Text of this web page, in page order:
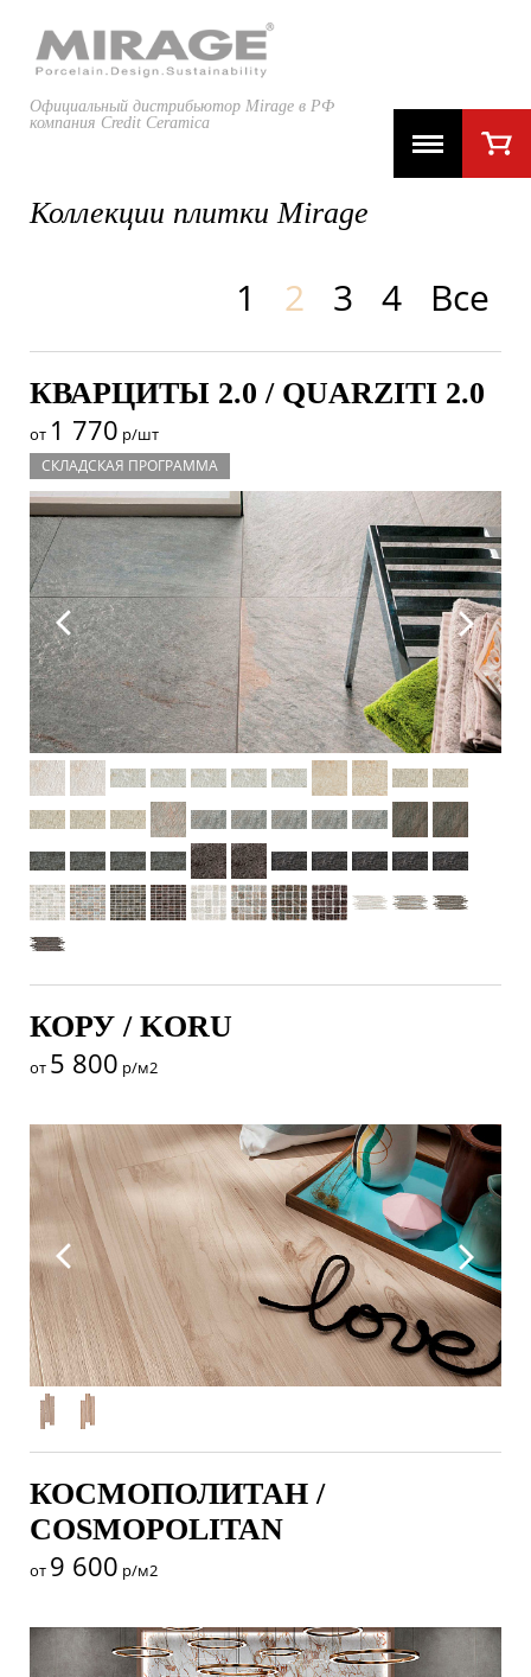
Официальный дистрибьютор Mirage в РФ
компания Credit Ceramica
Коллекции плитки Mirage
1 2 3 4 Все
КВАРЦИТЫ 2.0 / QUARZITI 2.0
от 1 770 р/шт
СКЛАДСКАЯ ПРОГРАММА
КОРУ / KORU
от 5 800 р/м2
КОСМОПОЛИТАН /
COSMOPOLITAN
от 9 600 р/м2